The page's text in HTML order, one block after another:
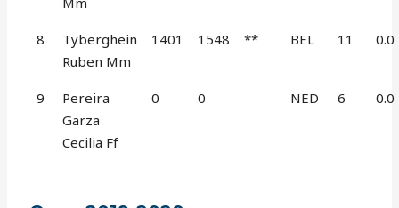
8
Tyberghein
Ruben Mm
1401 1548 ** BEL 11 0.0
9
Pereira
Garza
Cecilia Ff
0 0 NED 6 0.0